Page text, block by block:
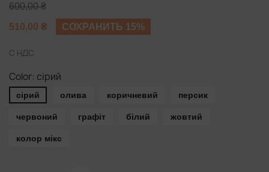
600,00 ₴
510,00 ₴
СОХРАНИТЬ 15%
С НДС
Color: сірий
сірий олива коричневий персик
червоний графіт білий жовтий
колор мікс